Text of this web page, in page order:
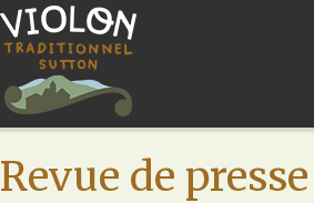
Revue de presse